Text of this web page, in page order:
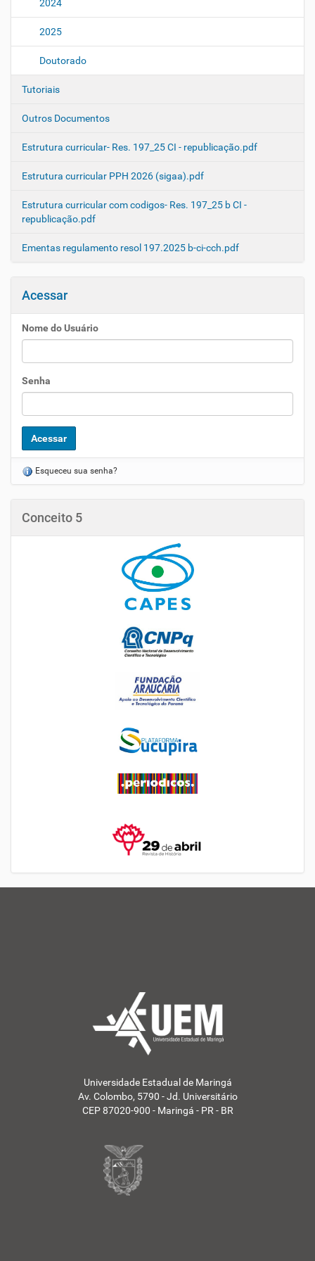
2024
2025
Doutorado
Tutoriais
Outros Documentos
Estrutura curricular- Res. 197_25 CI - republicação.pdf
Estrutura curricular PPH 2026 (sigaa).pdf
Estrutura curricular com codigos- Res. 197_25 b CI -
republicação.pdf
Ementas regulamento resol 197.2025 b-ci-cch.pdf
Acessar
Nome do Usuário
Senha
Esqueceu sua senha?
Conceito 5
Universidade Estadual de Maringá
Av. Colombo, 5790 - Jd. Universitário
CEP 87020-900 - Maringá - PR - BR